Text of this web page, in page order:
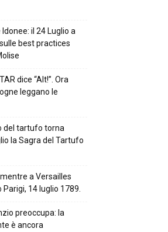
il 24 Luglio a
best practices
dice “Alt!”. Ora
leggano le
del tartufo torna
la Sagra del Tartufo
a Versailles
14 luglio 1789.
preoccupa: la
è ancora